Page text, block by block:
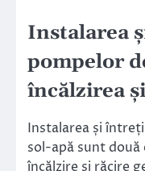
Instalarea
pompelor
încălzirea
Instalarea și
sol-apă sunt două
încălzire și răcire